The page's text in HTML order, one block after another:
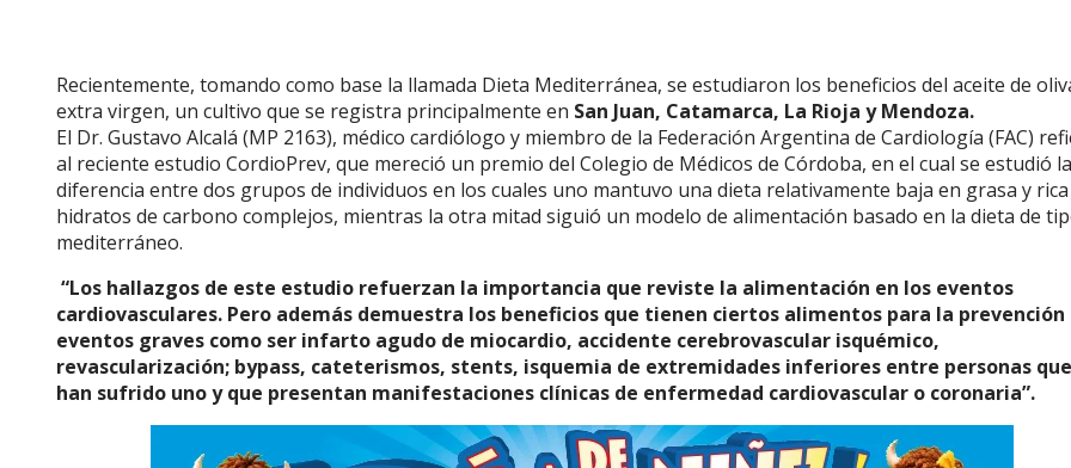
Recientemente, tomando como base la llamada Dieta Mediterránea, se estudiaron los beneficios del aceite de
extra virgen, un cultivo que se registra principalmente en San Juan, Catamarca, La Rioja y Mendoza.
El Dr. Gustavo Alcalá (MP 2163), médico cardiólogo y miembro de la Federación Argentina de Cardiología (FAC)
al reciente estudio CordioPrev, que mereció un premio del Colegio de Médicos de Córdoba, en el cual se estudió la
diferencia entre dos grupos de individuos en los cuales uno mantuvo una dieta relativamente baja en grasa y
hidratos de carbono complejos, mientras la otra mitad siguió un modelo de alimentación basado en la dieta de
mediterráneo.
“Los hallazgos de este estudio refuerzan la importancia que reviste la alimentación en los eventos
cardiovasculares. Pero además demuestra los beneficios que tienen ciertos alimentos para la prevención
eventos graves como ser infarto agudo de miocardio, accidente cerebrovascular isquémico,
revascularización; bypass, cateterismos, stents, isquemia de extremidades inferiores entre personas
han sufrido uno y que presentan manifestaciones clínicas de enfermedad cardiovascular o coronaria”.